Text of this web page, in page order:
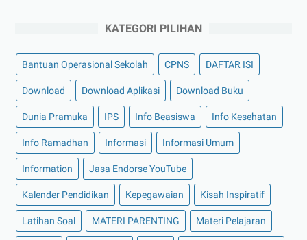
KATEGORI PILIHAN
Bantuan Operasional Sekolah CPNS DAFTAR ISI
Download Download Aplikasi Download Buku
Dunia Pramuka IPS Info Beasiswa Info Kesehatan
Info Ramadhan Informasi Informasi Umum
Information Jasa Endorse YouTube
Kalender Pendidikan Kepegawaian Kisah Inspiratif
Latihan Soal MATERI PARENTING Materi Pelajaran